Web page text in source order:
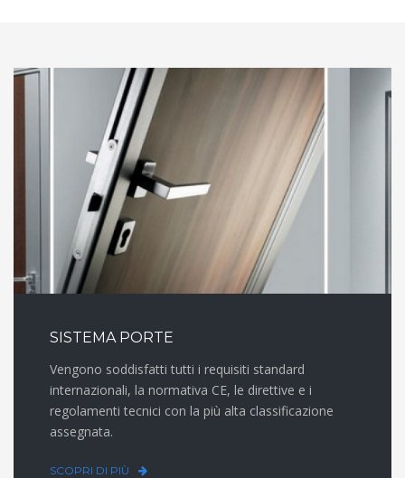
SISTEMA PORTE
Vengono soddisfatti tutti i requisiti standard
internazionali, la normativa CE, le direttive e i
regolamenti tecnici con la più alta classificazione
assegnata.
SCOPRI DI PIÙ